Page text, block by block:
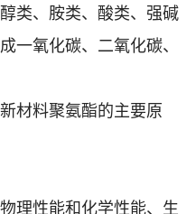
类、胺类、酸类、强碱
一氧化碳、二氧化碳、
料聚氨酯的主要原
性能和化学性能、生